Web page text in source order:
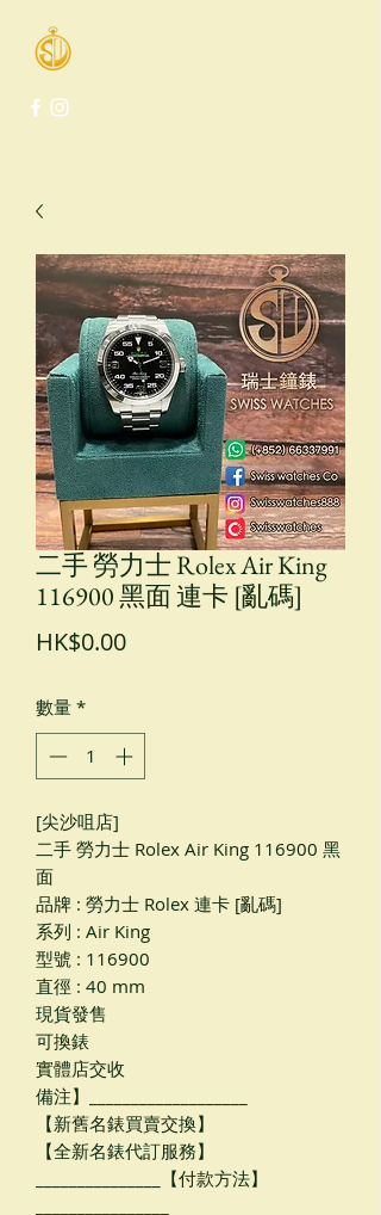
二手 勞力士 Rolex Air King
116900 黑面 連卡 [亂碼]
HK$0.00價
數量 *
[尖沙咀店]
二手 勞力士 Rolex Air King 116900 黑
面
品牌 : 勞力士 Rolex 連卡 [亂碼]
系列 : Air King
型號 : 116900
直徑 : 40 mm
現貨發售
可換錶
實體店交收
備注】___________________
【新舊名錶買賣交換】
【全新名錶代訂服務】
_______________【付款方法】